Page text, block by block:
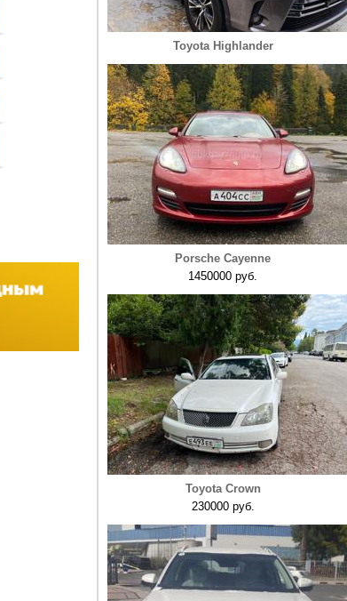
Toyota Highlander
Porsche Cayenne
1450000 руб.
Toyota Crown
230000 руб.